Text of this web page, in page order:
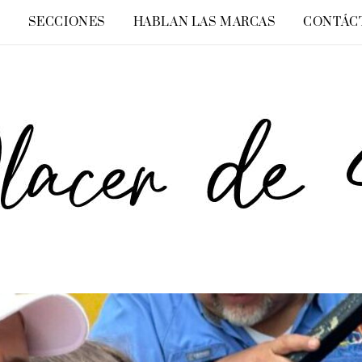
SECCIONES HABLAN LAS MARCAS